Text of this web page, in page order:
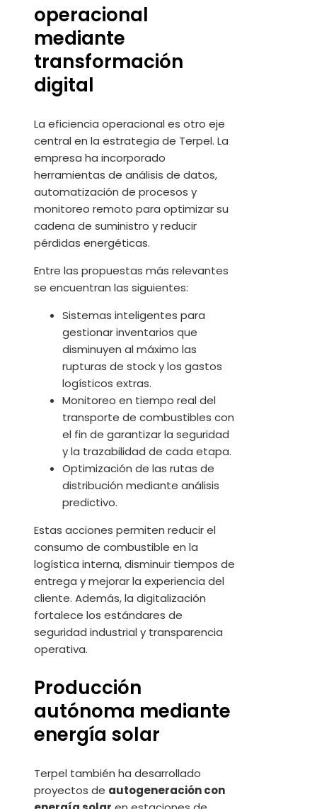
operacional
mediante
transformación
digital
La eficiencia operacional es otro eje
central en la estrategia de Terpel. La
empresa ha incorporado
herramientas de análisis de datos,
automatización de procesos y
monitoreo remoto para optimizar su
cadena de suministro y reducir
pérdidas energéticas.
Entre las propuestas más relevantes
se encuentran las siguientes:
Sistemas inteligentes para
gestionar inventarios que
disminuyen al máximo las
rupturas de stock y los gastos
logísticos extras.
Monitoreo en tiempo real del
transporte de combustibles con
el fin de garantizar la seguridad
y la trazabilidad de cada etapa.
Optimización de las rutas de
distribución mediante análisis
predictivo.
Estas acciones permiten reducir el
consumo de combustible en la
logística interna, disminuir tiempos de
entrega y mejorar la experiencia del
cliente. Además, la digitalización
fortalece los estándares de
seguridad industrial y transparencia
operativa.
Producción
autónoma mediante
energía solar
Terpel también ha desarrollado
proyectos de autogeneración con